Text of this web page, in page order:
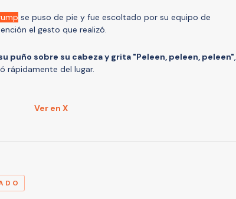
se puso de pie y fue escoltado por su equipo de
el gesto que realizó.
puño sobre su cabeza y grita "Peleen, peleen, peleen",
rápidamente del lugar.
Ver en X